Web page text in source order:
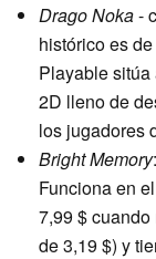
Drago Noka-
histórico es
Playable
2D lleno de
los jugadores
Bright Memory
Funciona en
7,99 $
de 3,19 $) y